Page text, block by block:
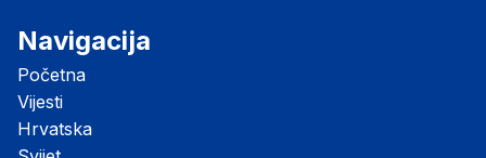
Navigacija
Početna
Vijesti
Hrvatska